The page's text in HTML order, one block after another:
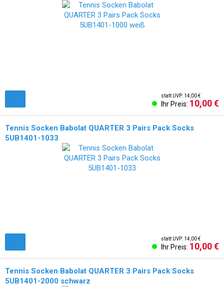
statt UVP: 14,00 €
Ihr Preis: 10,00 €
Tennis Socken Babolat QUARTER 3 Pairs Pack Socks
5UB1401-1033
statt UVP: 14,00 €
Ihr Preis: 10,00 €
Tennis Socken Babolat QUARTER 3 Pairs Pack Socks
5UB1401-2000 schwarz